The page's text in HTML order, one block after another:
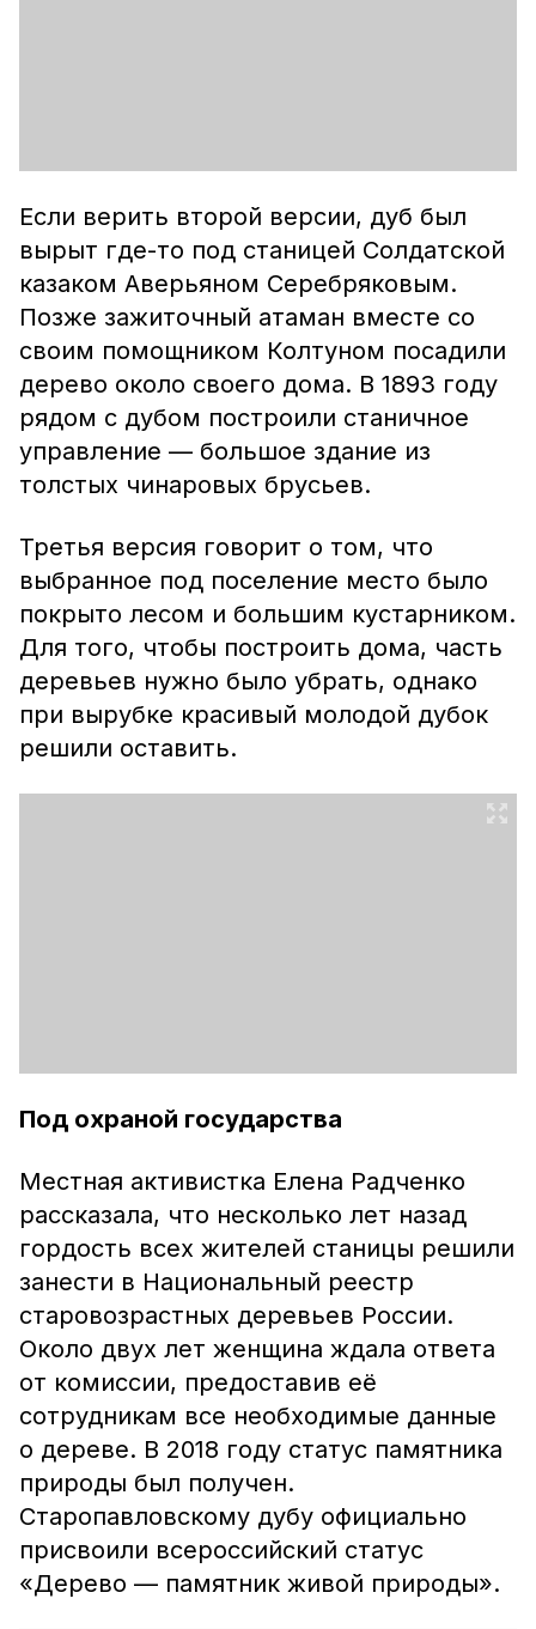
Если верить второй версии, дуб был
вырыт где-то под станицей Солдатской
казаком Аверьяном Серебряковым.
Позже зажиточный атаман вместе со
своим помощником Колтуном посадили
дерево около своего дома. В 1893 году
рядом с дубом построили станичное
управление — большое здание из
толстых чинаровых брусьев.
Третья версия говорит о том, что
выбранное под поселение место было
покрыто лесом и большим кустарником.
Для того, чтобы построить дома, часть
деревьев нужно было убрать, однако
при вырубке красивый молодой дубок
решили оставить.
Под охраной государства
Местная активистка Елена Радченко
рассказала, что несколько лет назад
гордость всех жителей станицы решили
занести в Национальный реестр
старовозрастных деревьев России.
Около двух лет женщина ждала ответа
от комиссии, предоставив её
сотрудникам все необходимые данные
о дереве. В 2018 году статус памятника
природы был получен.
Старопавловскому дубу официально
присвоили всероссийский статус
«Дерево — памятник живой природы».